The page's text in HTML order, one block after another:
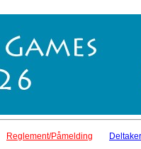
Reglement/Påmelding